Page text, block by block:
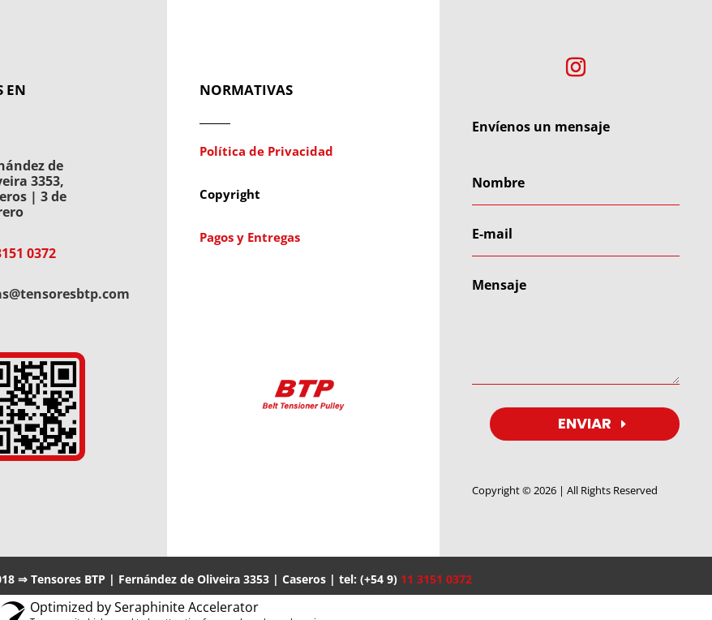
EN
de
3353,
| 3 de
0372
NORMATIVAS
Política de Privacidad
Copyright
Pagos y Entregas
Envíenos un mensaje
ENVIAR
Copyright © 2026 | All Rights Reserved
⇒ Tensores BTP | Fernández de Oliveira 3353 | Caseros | tel: (+54 9) 11 3151 0372
Optimized by Seraphinite Accelerator